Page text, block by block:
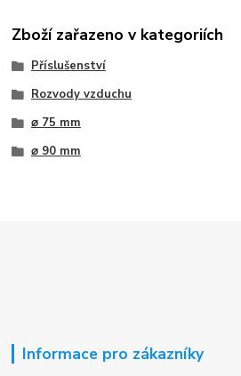
Zboží zařazeno v kategoriích
Příslušenství
Rozvody vzduchu
⌀ 75 mm
⌀ 90 mm
Informace pro zákazníky